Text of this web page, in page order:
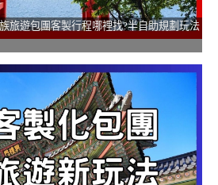
旅遊包團客製行程哪裡找?半自助規劃玩法